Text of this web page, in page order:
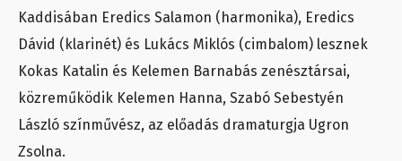
Kaddisában Eredics Salamon (harmonika), Eredics
Dávid (klarinét) és Lukács Miklós (cimbalom) lesznek
Kokas Katalin és Kelemen Barnabás zenésztársai,
közreműködik Kelemen Hanna, Szabó Sebestyén
László színművész, az előadás dramaturgja Ugron
Zsolna.